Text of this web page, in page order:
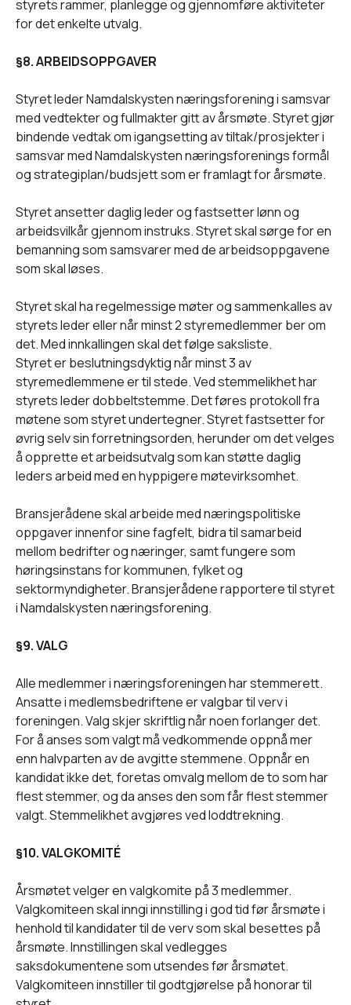
styrets rammer, planlegge og gjennomføre aktiviteter
for det enkelte utvalg.
§8. ARBEIDSOPPGAVER
Styret leder Namdalskysten næringsforening i samsvar
med vedtekter og fullmakter gitt av årsmøte. Styret gjør
bindende vedtak om igangsetting av tiltak/prosjekter i
samsvar med Namdalskysten næringsforenings formål
og strategiplan/budsjett som er framlagt for årsmøte.
Styret ansetter daglig leder og fastsetter lønn og
arbeidsvilkår gjennom instruks. Styret skal sørge for en
bemanning som samsvarer med de arbeidsoppgavene
som skal løses.
Styret skal ha regelmessige møter og sammenkalles av
styrets leder eller når minst 2 styremedlemmer ber om
det. Med innkallingen skal det følge saksliste.
Styret er beslutningsdyktig når minst 3 av
styremedlemmene er til stede. Ved stemmelikhet har
styrets leder dobbeltstemme. Det føres protokoll fra
møtene som styret undertegner. Styret fastsetter for
øvrig selv sin forretningsorden, herunder om det velges
å opprette et arbeidsutvalg som kan støtte daglig
leders arbeid med en hyppigere møtevirksomhet.
Bransjerådene skal arbeide med næringspolitiske
oppgaver innenfor sine fagfelt, bidra til samarbeid
mellom bedrifter og næringer, samt fungere som
høringsinstans for kommunen, fylket og
sektormyndigheter. Bransjerådene rapportere til styret
i Namdalskysten næringsforening.
§9. VALG
Alle medlemmer i næringsforeningen har stemmerett.
Ansatte i medlemsbedriftene er valgbar til verv i
foreningen. Valg skjer skriftlig når noen forlanger det.
For å anses som valgt må vedkommende oppnå mer
enn halvparten av de avgitte stemmene. Oppnår en
kandidat ikke det, foretas omvalg mellom de to som har
flest stemmer, og da anses den som får flest stemmer
valgt. Stemmelikhet avgjøres ved loddtrekning.
§10. VALGKOMITÉ
Årsmøtet velger en valgkomite på 3 medlemmer.
Valgkomiteen skal inngi innstilling i god tid før årsmøte i
henhold til kandidater til de verv som skal besettes på
årsmøte. Innstillingen skal vedlegges
saksdokumentene som utsendes før årsmøtet.
Valgkomiteen innstiller til godtgjørelse på honorar til